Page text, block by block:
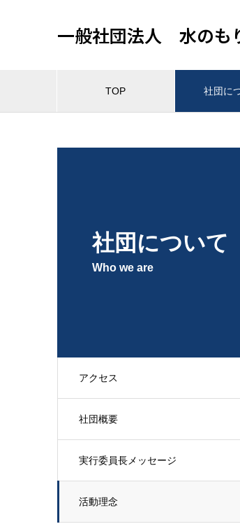
一般社団法人 水のも
TOP 社団に
社団について
Who we are
アクセス
社団概要
実行委員長メッセージ
活動理念